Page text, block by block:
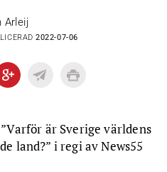
Arleij
2022-07-06
är Sverige världens
land?” i regi av News55